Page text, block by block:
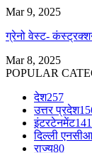
Mar 9, 2025
ग्रेनो वेस्ट-
Mar 8, 2025
POPULAR
देश257
उत्तर प्रदेश
इंटरटेनमेंट141
दिल्ली
राज्य80